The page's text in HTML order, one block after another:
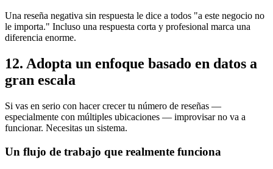
Una reseña negativa sin respuesta le dice a todos "a este negocio no
le importa." Incluso una respuesta corta y profesional marca una
diferencia enorme.
12. Adopta un enfoque basado en datos a
gran escala
Si vas en serio con hacer crecer tu número de reseñas —
especialmente con múltiples ubicaciones — improvisar no va a
funcionar. Necesitas un sistema.
Un flujo de trabajo que realmente funciona